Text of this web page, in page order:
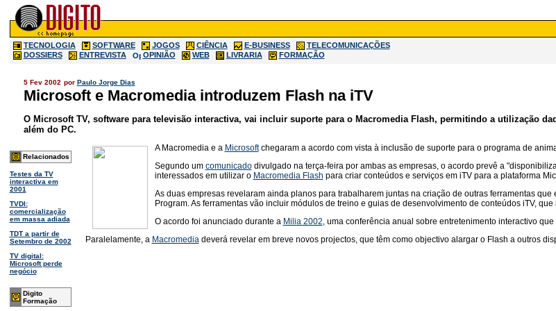
TECNOLOGIA SOFTWARE JOGOS CIÊNCIA E-BUSINESS
TELECOMUNICAÇÕES
DOSSIERS
ENTREVISTA OPINIÃO WEB LIVRARIA FORMAÇÃO
5 Fev 2002 por Paulo Jorge Dias
Microsoft e Macromedia introduzem Flash na iTV
O Microsoft TV, software para televisão interactiva, vai incluir suporte para o Macromedia Flash, permitindo a utilização
além do PC.
Relacionados
Testes da TV
interactiva em
2001
TVDI:
comercialização
em massa adiada
TDT a partir de
Setembro de 2002
TV digital:
Microsoft perde
negócio
Digito
Formação
A Macromedia e a Microsoftchegaram a acordo com vista à inclusão de suporte para o programa de
Segundo um comunicadodivulgado na terça-feira por ambas as empresas, o acordo prevê a
interessados em utilizar o Macromedia Flash para criar conteúdos e serviços em iTV para a plataforma
As duas empresas revelaram ainda planos para trabalharem juntas na criação de outras ferramentas
Program. As ferramentas vão incluir módulos de treino e guias de desenvolvimento de conteúdos iTV,
O acordo foi anunciado durante a Milia 2002 , uma conferência anual sobre entretenimento interactivo
Paralelamente, a Macromedia deverá revelar em breve novos projectos, que têm como objectivo alargar o Flash a outros